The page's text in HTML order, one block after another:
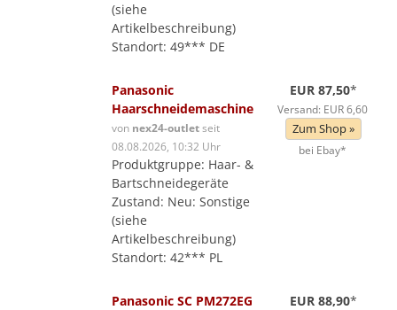
(siehe
Artikelbeschreibung)
Standort: 49*** DE
Panasonic
Haarschneidemaschine
von nex24-outletseit
08.08.2026, 10:32 Uhr
Produktgruppe: Haar- &
Bartschneidegeräte
Zustand: Neu: Sonstige
(siehe
Artikelbeschreibung)
Standort: 42*** PL
EUR 87,50*
Versand: EUR 6,60
Zum Shop »
bei Ebay*
Panasonic SC PM272EG
EUR 88,90*